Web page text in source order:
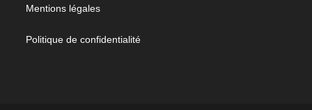
Mentions légales
Politique de confidentialité